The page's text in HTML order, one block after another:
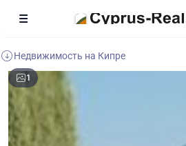
Недвижимость на Кипре
1